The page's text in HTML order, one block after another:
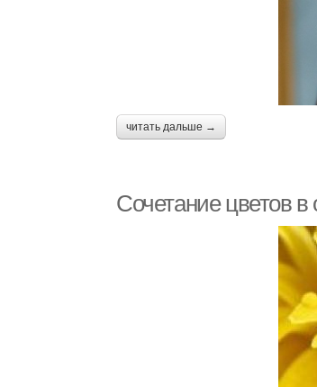
читать дальше →
Сочетание цветов